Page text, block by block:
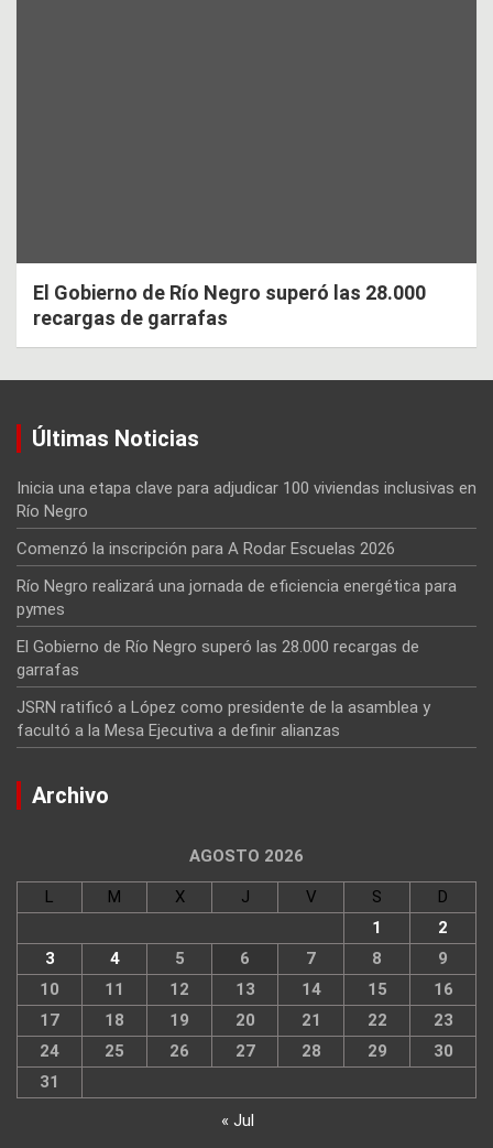
El Gobierno de Río Negro superó las 28.000
recargas de garrafas
Últimas Noticias
Inicia una etapa clave para adjudicar 100 viviendas inclusivas en
Río Negro
Comenzó la inscripción para A Rodar Escuelas 2026
Río Negro realizará una jornada de eficiencia energética para
pymes
El Gobierno de Río Negro superó las 28.000 recargas de
garrafas
JSRN ratificó a López como presidente de la asamblea y
facultó a la Mesa Ejecutiva a definir alianzas
Archivo
AGOSTO 2026
L M X J V S
D
1
2
3
4 5 6 7 8
9
10
11 12 13 14 15
16
17
18 19 20 21 22
23
24
25 26 27 28 29
30
31
« Jul